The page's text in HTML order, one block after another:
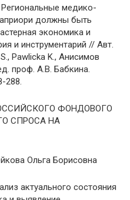
медико-
должны быть
экономика и
и инструментарий // Авт.
Pawlicka K., Анисимов
проф. А.В. Бабкина.
288.
ФОНДОВОГО
СПРОСА НА
Ольга Борисовна
актуального состояния